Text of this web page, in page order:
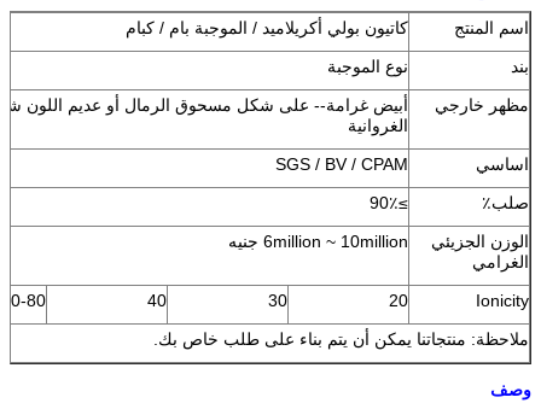
اسم المنتج
كاتيون بولي أكريلاميد / الموجبة بام / كبام
بند
نوع الموجبة
مظهر خارجي
أبيض غرامة-- على شكل مسحوق الرمال أو عديم اللون
الغروانية
اساسي
SGS / BV / CPAM
صلب٪
≥90٪
الوزن الجزيئي
الغرامي
6million ~ 10million جنيه
Ionicity
20
30
40
50-80
ملاحظة: منتجاتنا يمكن أن يتم بناء على طلب خاص بك.
وصف